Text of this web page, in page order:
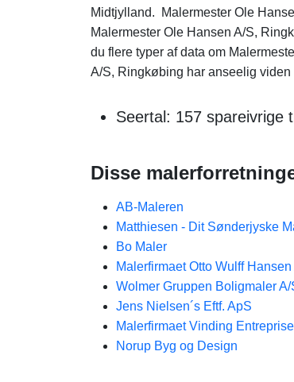
Midtjylland. Malermester Ole
Malermester Ole Hansen A/S,
du flere typer af data om
A/S, Ringkøbing har anseelig
Seertal: 157 spareivrige
Disse
AB-Maleren
Matthiesen - Dit Sønderjyske
Bo Maler
Malerfirmaet Otto Wulff Hansen
Wolmer Gruppen Boligmaler A/
Jens Nielsen´s Eftf. ApS
Malerfirmaet Vinding
Norup Byg og Design